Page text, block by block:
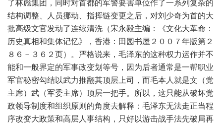
了林彪集团，同时对首都的军警要害单位作了一系列复杂的
结构调整、人员挪动、指挥链变更之后，对刘少奇为首的大
批高级文官发动了连续清洗（宋永毅主编：《文化大革命：
历史真相和集体记忆》，香港：田园书屋２００７年版第２
８６－３６２页）。严格说来，毛泽东的这种权力运作并不
能和一般界定的军事政变划等号，因为后者通常是一帮职业
军官秘密勾结以武力推翻其顶层上司，而毛本人就是文（党
主席）武（军委主席）顶层一把手。所以，这只能从破坏党
政领导制度和组织原则的角度去解释：毛泽东无法走正当程
序改变大政策和高层人事结构，只好以游击战手法先破局再